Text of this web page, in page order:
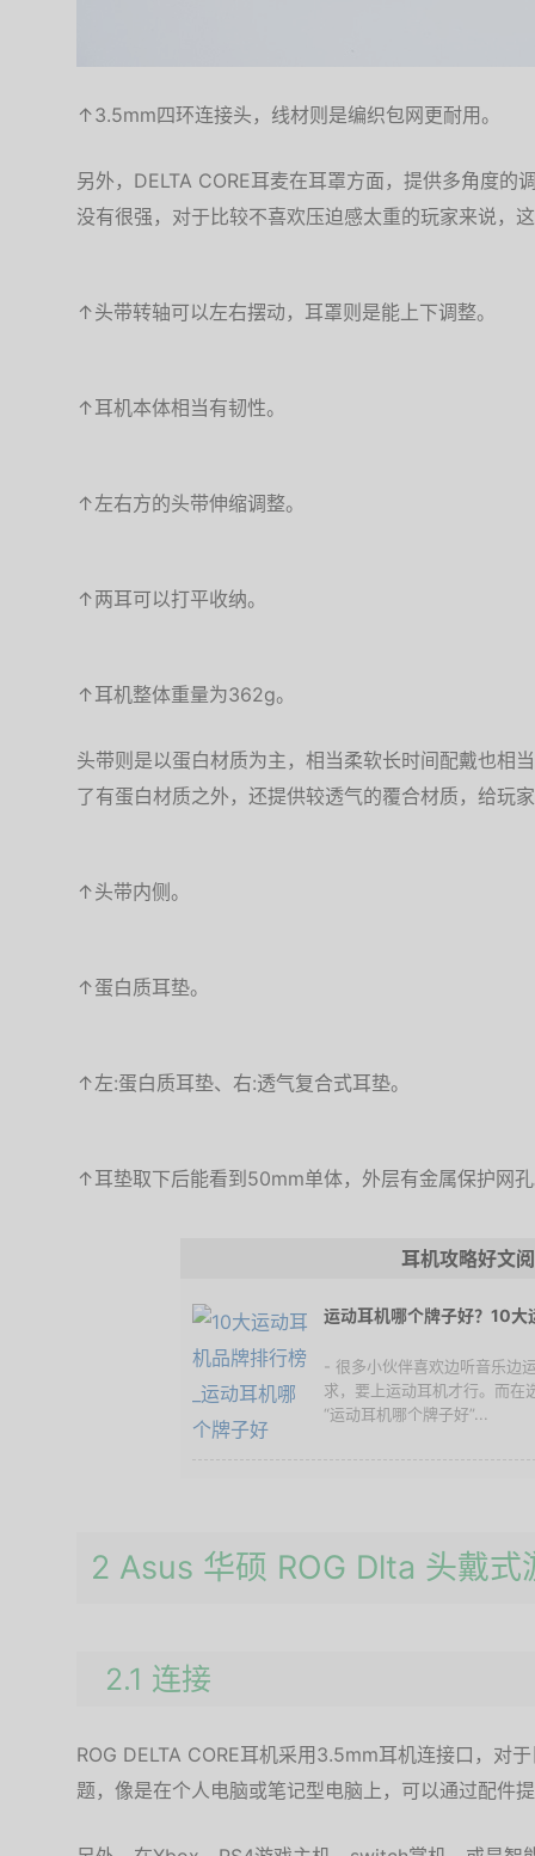
↑3.5mm四环连接头，线材则是编织包网更耐用。
另外，DELTA CORE耳麦在耳罩方面，提供多角度的
没有很强，对于比较不喜欢压迫感太重的玩家来说，
↑头带转轴可以左右摆动，耳罩则是能上下调整。
↑耳机本体相当有韧性。
↑左右方的头带伸缩调整。
↑两耳可以打平收纳。
↑耳机整体重量为362g。
头带则是以蛋白材质为主，相当柔软长时间配戴也相
了有蛋白材质之外，还提供较透气的覆合材质，给玩
↑头带内侧。
↑蛋白质耳垫。
↑左:蛋白质耳垫、右:透气复合式耳垫。
↑耳垫取下后能看到50mm单体，外层有金属保护网
耳机攻略好文
运动耳机哪个牌子好？10大
- 很多小伙伴喜欢边听音乐边
求，要上运动耳机才行。而在
“运动耳机哪个牌子好”...
2 Asus 华硕 ROG Dlta 头戴式
2.1 连接
ROG DELTA CORE耳机采用3.5mm耳机连接口，对
题，像是在个人电脑或笔记型电脑上，可以通过配件